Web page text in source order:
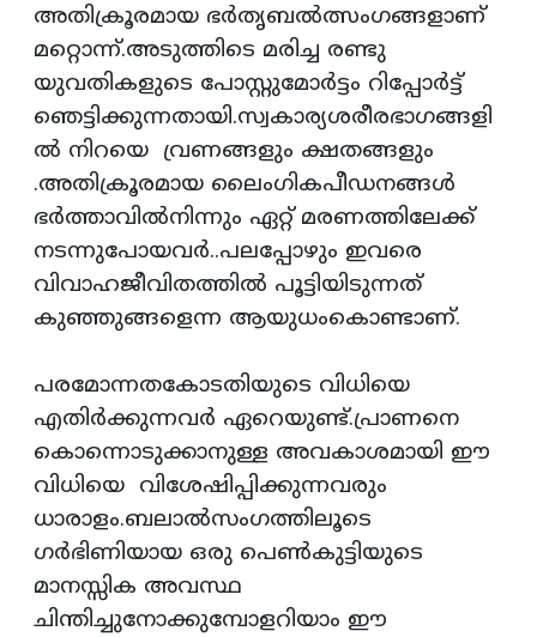
അതിക്രൂരമായ ഭര്‍തൃബല്‍ത്സംഗങ്ങളാണ്
മറ്റൊന്ന്.അടുത്തിടെ മരിച്ച രണ്ടു
യുവതികളുടെ പോസ്റ്റുമോര്‍ട്ടം റിപ്പോര്‍ട്ട്
ഞെട്ടിക്കുന്നതായി.സ്വകാര്യശരീരഭാഗങ്ങളി
ല്‍ നിറയെ വ്രണങ്ങളും ക്ഷതങ്ങളും
.അതിക്രൂരമായ ലൈംഗികപീഡനങ്ങള്‍
ഭര്‍ത്താവില്‍നിന്നും ഏറ്റ് മരണത്തിലേക്ക്
നടന്നുപോയവര്‍..പലപ്പോഴും ഇവരെ
വിവാഹജീവിതത്തില്‍ പൂട്ടിയിടുന്നത്
കുഞ്ഞുങ്ങളെന്ന ആയുധംകൊണ്ടാണ്.
പരമോന്നതകോടതിയുടെ വിധിയെ
എതിര്‍ക്കുന്നവര്‍ ഏറെയുണ്ട്.പ്രാണനെ
കൊന്നൊടുക്കാനുള്ള അവകാശമായി ഈ
വിധിയെ വിശേഷിപ്പിക്കുന്നവരും
ധാരാളം.ബലാല്‍സംഗത്തിലൂടെ
ഗര്‍ഭിണിയായ ഒരു പെണ്‍കുട്ടിയുടെ
മാനസ്സിക അവസ്ഥ
ചിന്തിച്ചുനോക്കുമ്പോളറിയാം ഈ